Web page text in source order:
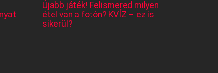
Újabb játék! Felismered milyen
étel van a fotón? KVÍZ – ez is
sikerül?